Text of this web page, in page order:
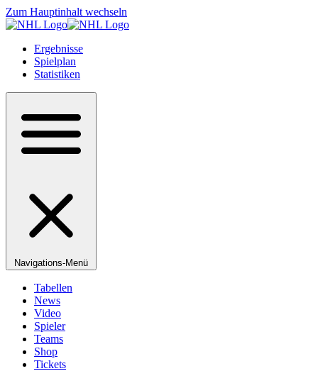
Zum Hauptinhalt wechseln
Ergebnisse
Spielplan
Statistiken
Navigations-Menü
Tabellen
News
Video
Spieler
Teams
Shop
Tickets